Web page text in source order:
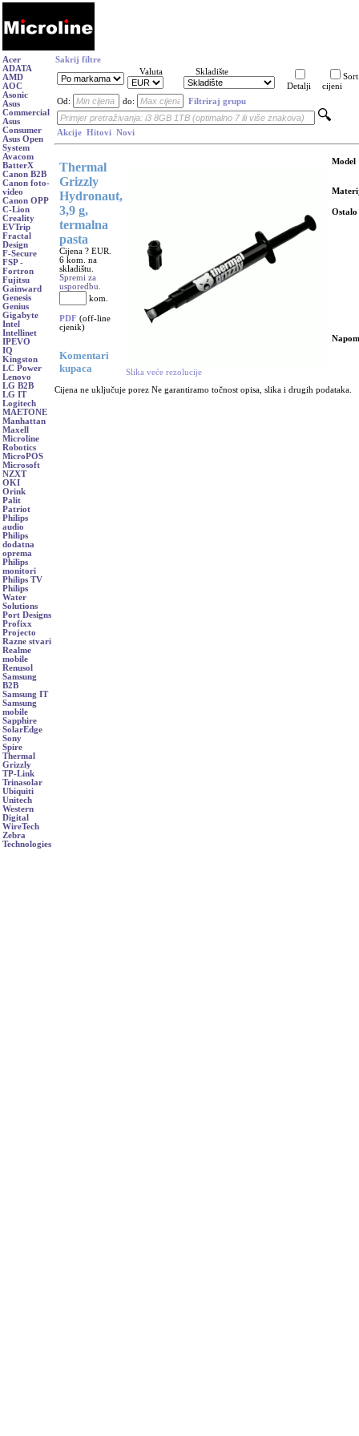
Acer
ADATA
AMD
AOC
Asonic
Asus
Commercial
Asus
Consumer
Asus Open
System
Avacom
BatterX
Canon B2B
Canon foto-
video
Canon OPP
C-Lion
Creality
EVTrip
Fractal
Design
F-Secure
FSP -
Fortron
Fujitsu
Gainward
Genesis
Genius
Gigabyte
Intel
Intellinet
IPEVO
IQ
Kingston
LC Power
Lenovo
LG B2B
LG IT
Logitech
MAETONE
Manhattan
Maxell
Microline
Robotics
MicroPOS
Microsoft
NZXT
OKI
Orink
Palit
Patriot
Philips
audio
Philips
dodatna
oprema
Philips
monitori
Philips TV
Philips
Water
Solutions
Port Designs
Profixx
Projecto
Razne stvari
Realme
mobile
Renusol
Samsung
B2B
Samsung IT
Samsung
mobile
Sapphire
SolarEdge
Sony
Spire
Thermal
Grizzly
TP-Link
Trinasolar
Ubiquiti
Unitech
Western
Digital
WireTech
Zebra
Technologies
Sakrij filtre
Valuta
Skladište
Detalji
cijeni
Od:
do: Filtriraj grupu
Akcije Hitovi Novi
Thermal
Grizzly
Hydronaut,
3,9 g,
termalna
pasta
Cijena ? EUR.
6 kom. na
skladištu.
Spremi za
usporedbu.
kom.
PDF (off-line
cjenik)
Komentari
kupaca
Slika veće rezolucije
Model
Ostalo
Cijena ne uključuje porez Ne garantiramo točnost opisa, slika i drugih podataka.